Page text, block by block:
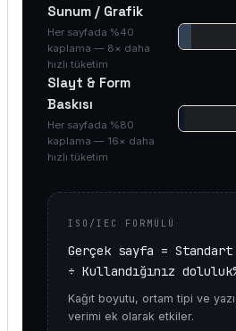
Sunum / Grafik
Her sayfada %40
kaplama — 8× daha
hızlı tüketim
Slayt & Form
Baskısı
Her sayfada %80
kaplama — 16× daha
hızlı tüketim
ISO/IEC FORMÜLÜ
Gerçek sayfa =
÷ Kullandığınız
Kağıt boyutu, ortam tipi ve
verimi ek olarak etkiler.